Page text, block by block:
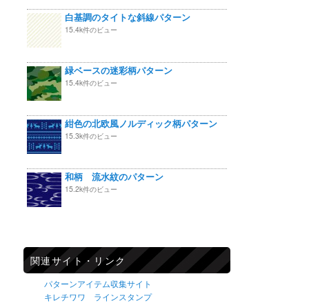
白基調のタイトな斜線パターン
15.4k件のビュー
緑ベースの迷彩柄パターン
15.4k件のビュー
紺色の北欧風ノルディック柄パターン
15.3k件のビュー
和柄 流水紋のパターン
15.2k件のビュー
関連サイト・リンク
パターンアイテム収集サイト
キレチワワ ラインスタンプ